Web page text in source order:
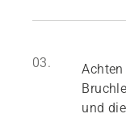
03.
und